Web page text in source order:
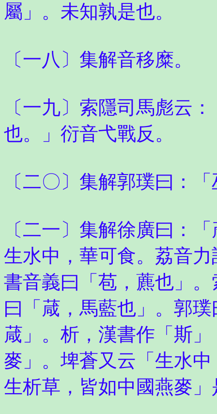
屬」。未知孰是也。
〔一八〕集解音移糜。
〔一九〕索隱司馬彪云
也。」衍音弋戰反。
〔二〇〕集解郭璞曰：
〔二一〕集解徐廣曰：
生水中，華可食。荔音
書音義曰「苞，藨也」
曰「葴，馬藍也」。郭
葴」。析，漢書作「斯
麥」。埤蒼又云「生水
生析草，皆如中國燕麥」